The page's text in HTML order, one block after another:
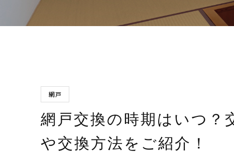
網戸
網戸交換の時期はいつ？
や交換方法をご紹介！